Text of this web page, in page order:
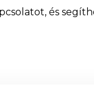
és